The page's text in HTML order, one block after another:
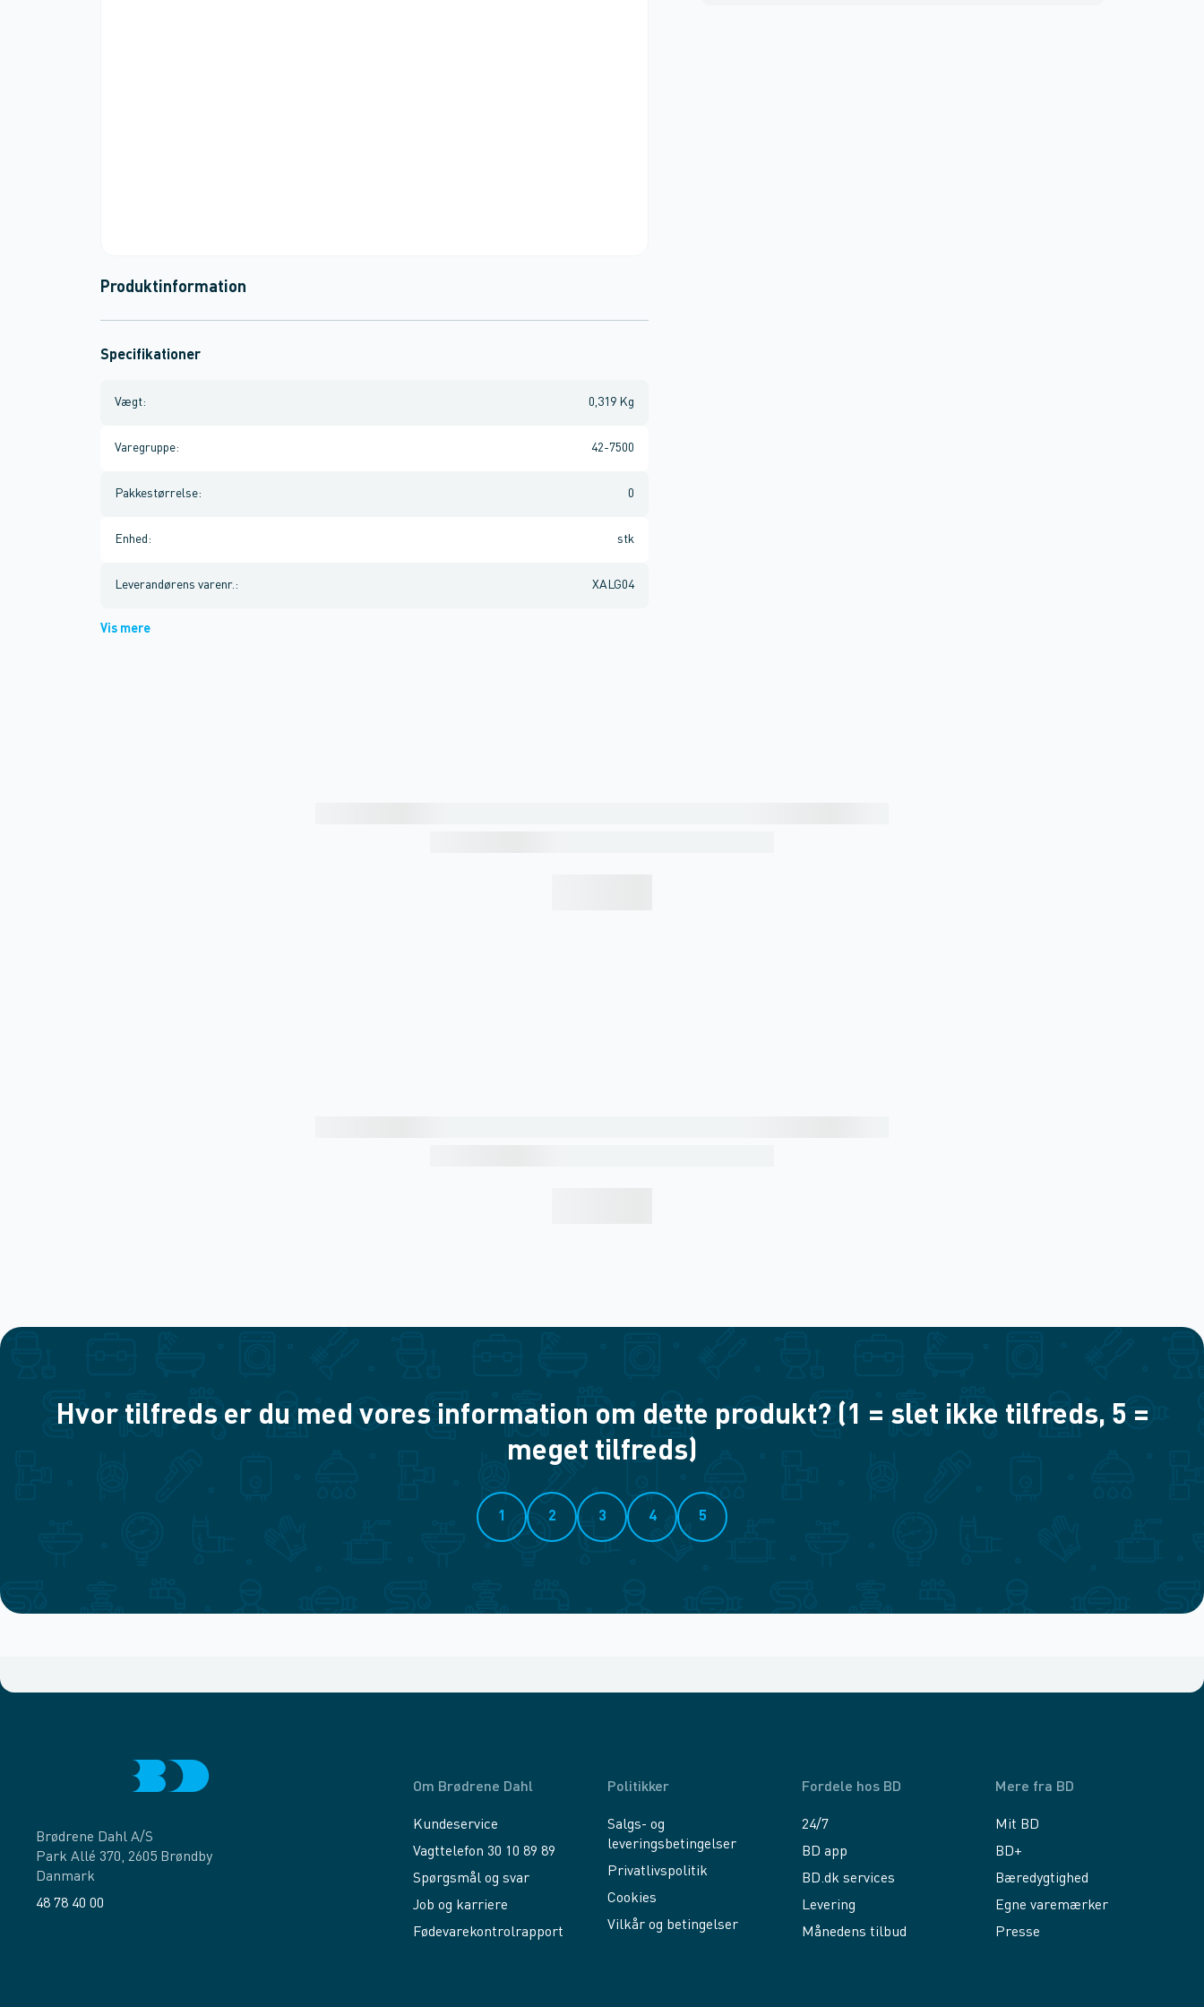
Produktinformation
Specifikationer
Vægt: 0,319 Kg
Varegruppe: 42-7500
Pakkestørrelse: 0
Enhed : stk
Leverandørens varenr. : XALG04
Vis mere
Hvor tilfreds er du med vores information om dette produkt? (1 = slet ikke tilfreds, 5 =
meget tilfreds)
1 2 3 4 5
Brødrene Dahl A/S
Park Allé 370, 2605 Brøndby
Danmark
48 78 40 00
Om Brødrene Dahl
Kundeservice
Vagttelefon 30 10 89 89
Spørgsmål og svar
Job og karriere
Fødevarekontrolrapport
Politikker
Salgs- og
leveringsbetingelser
Privatlivspolitik
Cookies
Vilkår og betingelser
Fordele hos BD
24/7
BD app
BD.dk services
Levering
Månedens tilbud
Mere fra BD
Mit BD
BD+
Bæredygtighed
Egne varemærker
Presse